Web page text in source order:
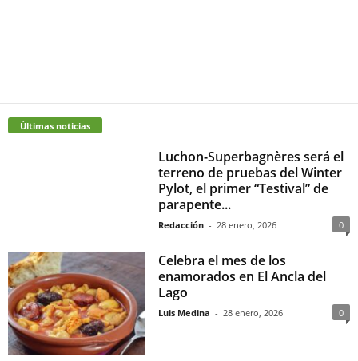
Últimas noticias
Luchon-Superbagnères será el
terreno de pruebas del Winter
Pylot, el primer “Testival” de
parapente...
Redacción - 28 enero, 2026 0
Celebra el mes de los
enamorados en El Ancla del
Lago
Luis Medina - 28 enero, 2026 0